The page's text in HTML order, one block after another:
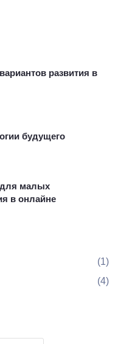
развития в
будущего
малых
в онлайне
(1)
(4)